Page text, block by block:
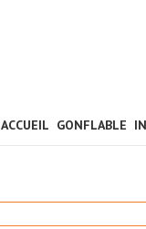
ACCUEIL GONFLABLE